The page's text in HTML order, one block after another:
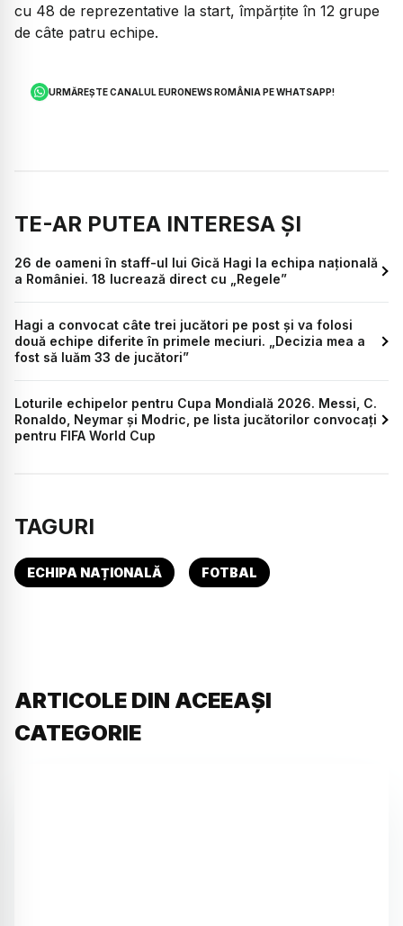
cu 48 de reprezentative la start, împărțite în 12 grupe
de câte patru echipe.
URMĂREȘTE CANALUL EURONEWS ROMÂNIA PE WHATSAPP!
TE-AR PUTEA INTERESA ȘI
26 de oameni în staff-ul lui Gică Hagi la echipa națională
a României. 18 lucrează direct cu „Regele”
Hagi a convocat câte trei jucători pe post și va folosi
două echipe diferite în primele meciuri. „Decizia mea a
fost să luăm 33 de jucători”
Loturile echipelor pentru Cupa Mondială 2026. Messi, C.
Ronaldo, Neymar și Modric, pe lista jucătorilor convocați
pentru FIFA World Cup
TAGURI
ECHIPA NAȚIONALĂ FOTBAL
ARTICOLE DIN ACEEAȘI
CATEGORIE